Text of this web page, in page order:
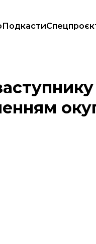
Подкасти
забезпеченням окупантів